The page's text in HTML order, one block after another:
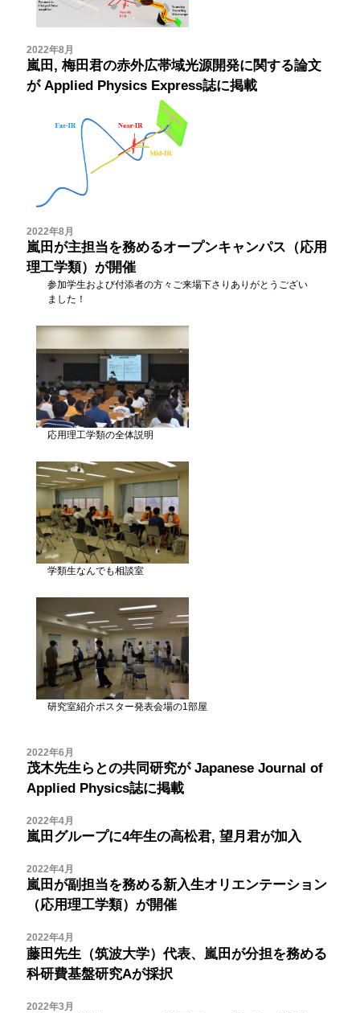
2022年8月
嵐田, 梅田君の赤外広帯域光源開発に関する論文
がApplied Physics Express誌に掲載
2022年8月
嵐田が主担当を務めるオープンキャンパス（応用
理工学類）が開催
参加学生および付添者の方々ご来場下さりありがとうござい
ました！
応用理工学類の全体説明
学類生なんでも相談室
研究室紹介ポスター発表会場の1部屋
2022年6月
茂木先生らとの共同研究がJapanese Journal of
Applied Physics誌に掲載
2022年4月
嵐田グループに4年生の高松君, 望月君が加入
2022年4月
嵐田が副担当を務める新入生オリエンテーション
（応用理工学類）が開催
2022年4月
藤田先生（筑波大学）代表、嵐田が分担を務める
科研費基盤研究Aが採択
2022年3月